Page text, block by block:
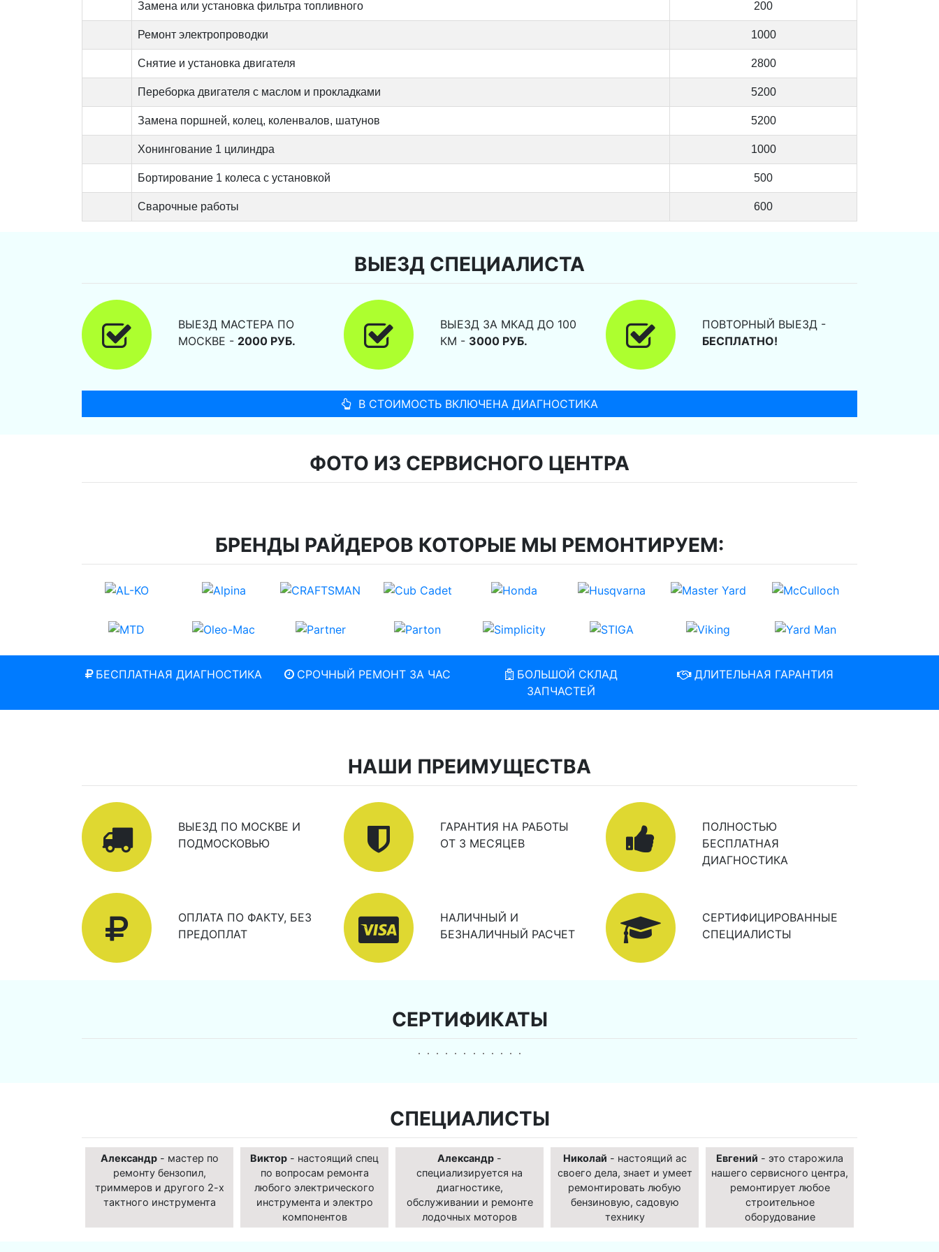
Замена или установка фильтра топливного 200
Ремонт электропроводки 1000
Снятие и установка двигателя 2800
Переборка двигателя с маслом и прокладками 5200
Замена поршней, колец, коленвалов, шатунов 5200
Хонингование 1 цилиндра 1000
Бортирование 1 колеса с установкой 500
Сварочные работы 600
ВЫЕЗД СПЕЦИАЛИСТА
ВЫЕЗД МАСТЕРА ПО
МОСКВЕ - 2000 РУБ.
ВЫЕЗД ЗА МКАД ДО 100
КМ - 3000 РУБ.
ПОВТОРНЫЙ ВЫЕЗД -
БЕСПЛАТНО!
В СТОИМОСТЬ ВКЛЮЧЕНА ДИАГНОСТИКА
ФОТО ИЗ СЕРВИСНОГО ЦЕНТРА
БРЕНДЫ РАЙДЕРОВ КОТОРЫЕ МЫ РЕМОНТИРУЕМ:
БЕСПЛАТНАЯ ДИАГНОСТИКА СРОЧНЫЙ РЕМОНТ ЗА ЧАС
БОЛЬШОЙ СКЛАД
ЗАПЧАСТЕЙ
ДЛИТЕЛЬНАЯ ГАРАНТИЯ
НАШИ ПРЕИМУЩЕСТВА
ВЫЕЗД ПО МОСКВЕ И
ПОДМОСКОВЬЮ
ГАРАНТИЯ НА РАБОТЫ
ОТ 3 МЕСЯЦЕВ
ПОЛНОСТЬЮ
БЕСПЛАТНАЯ
ДИАГНОСТИКА
ОПЛАТА ПО ФАКТУ, БЕЗ
ПРЕДОПЛАТ
НАЛИЧНЫЙ И
БЕЗНАЛИЧНЫЙ РАСЧЕТ
СЕРТИФИЦИРОВАННЫЕ
СПЕЦИАЛИСТЫ
СЕРТИФИКАТЫ
СПЕЦИАЛИСТЫ
Александр- мастер по
ремонту бензопил,
триммеров и другого 2-х
тактного инструмента
Виктор - настоящий спец
по вопросам ремонта
любого электрического
инструмента и электро
компонентов
Александр -
специализируется на
диагностике,
обслуживании и ремонте
лодочных моторов
Николай - настоящий ас
своего дела, знает и умеет
ремонтировать любую
бензиновую, садовую
технику
Евгений - это старожила
нашего сервисного центра,
ремонтирует любое
строительное
оборудование